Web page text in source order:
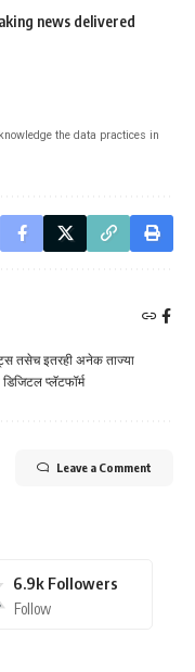
news delivered
the data practices in
तसेच इतरही अनेक ताज्या
डिजिटल प्लॅटफॉर्म
Leave a Comment
6.9k Followers
Follow